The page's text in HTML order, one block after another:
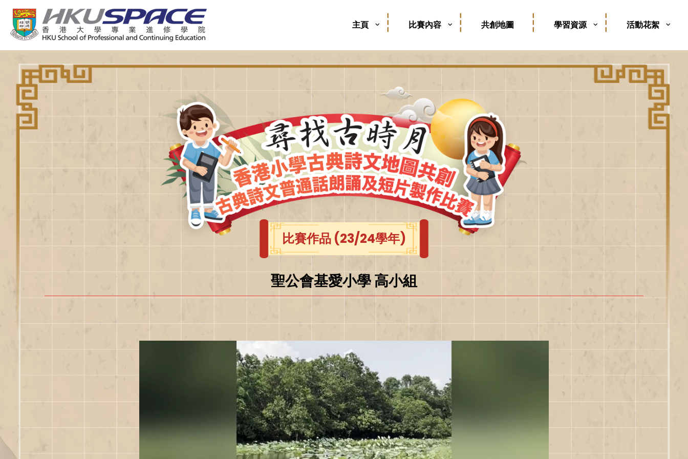
主頁 比賽內容 共創地圖 學習資源 活動花絮
比賽作品 (23/24學年)
聖公會基愛小學 高小組